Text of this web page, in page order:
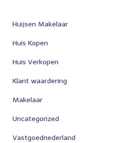
Huijsen Makelaar
Huis Kopen
Huis Verkopen
Klant waardering
Makelaar
Uncategorized
Vastgoednederland